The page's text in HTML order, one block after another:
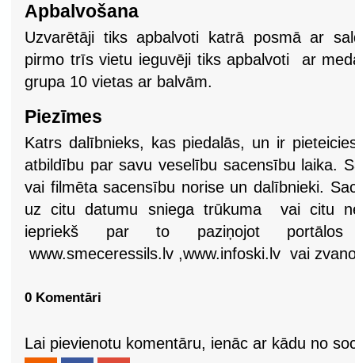
Apbalvošana
Uzvarētāji tiks apbalvoti katrā posmā ar
pirmo trīs vietu ieguvēji tiks apbalvoti ar
grupa 10 vietas ar balvām.
Piezīmes
Katrs dalībnieks, kas piedalās, un ir
atbildību par savu veselību sacensību laika.
vai filmēta sacensību norise un dalībnieki.
uz citu datumu sniega trūkuma vai citu
iepriekš par to paziņojot portālos
www.smeceressils.lv ,www.infoski.lv vai
0 Komentāri
Lai pievienotu komentāru, ienāc ar kādu no